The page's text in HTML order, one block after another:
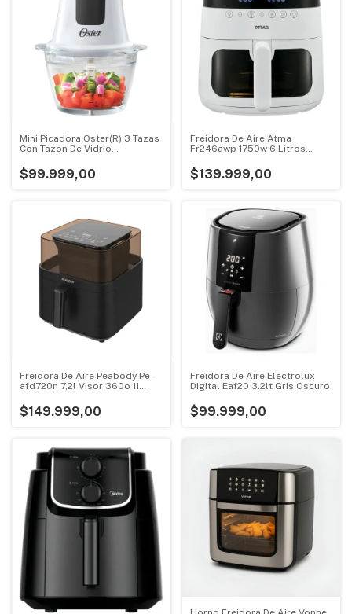
Mini Picadora Oster(R) 3 Tazas
Con Tazon De Vidrio
$99.999,00
Freidora De Aire Atma
Fr246awp 1750w 6 Litros
$139.999,00
Freidora De Aire Peabody Pe-
afd720n 7,2l Visor 360o 11
$149.999,00
Freidora De Aire Electrolux
Digital Eaf20 3.2lt Gris Oscuro
$99.999,00